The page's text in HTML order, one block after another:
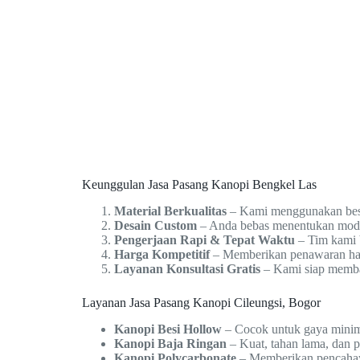
Keunggulan Jasa Pasang Kanopi Bengkel Las
Material Berkualitas – Kami menggunakan
Desain Custom – Anda bebas menentukan
Pengerjaan Rapi & Tepat Waktu – Tim kami
Harga Kompetitif– Memberikan penawaran
Layanan Konsultasi Gratis – Kami siap
Layanan Jasa Pasang Kanopi Cileungsi, Bogor
Kanopi Besi Hollow – Cocok untuk gaya
Kanopi Baja Ringan – Kuat, tahan lama, dan